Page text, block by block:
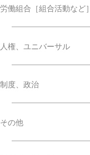
労働組合 ［組合活動など］
人権、ユニバーサル
制度、政治
その他